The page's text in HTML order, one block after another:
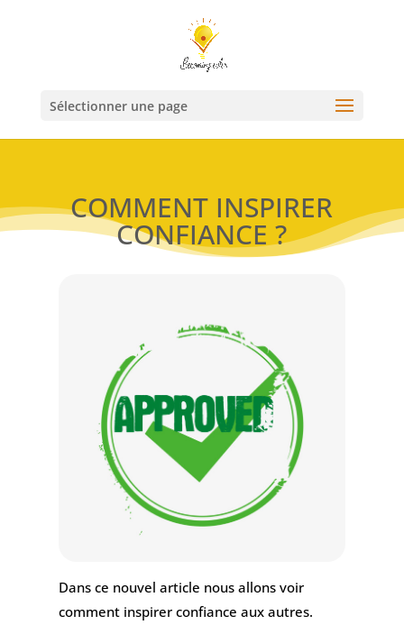
Sélectionner une page
COMMENT INSPIRER
CONFIANCE ?
Dans ce nouvel article nous allons voir
comment inspirer confiance aux autres.